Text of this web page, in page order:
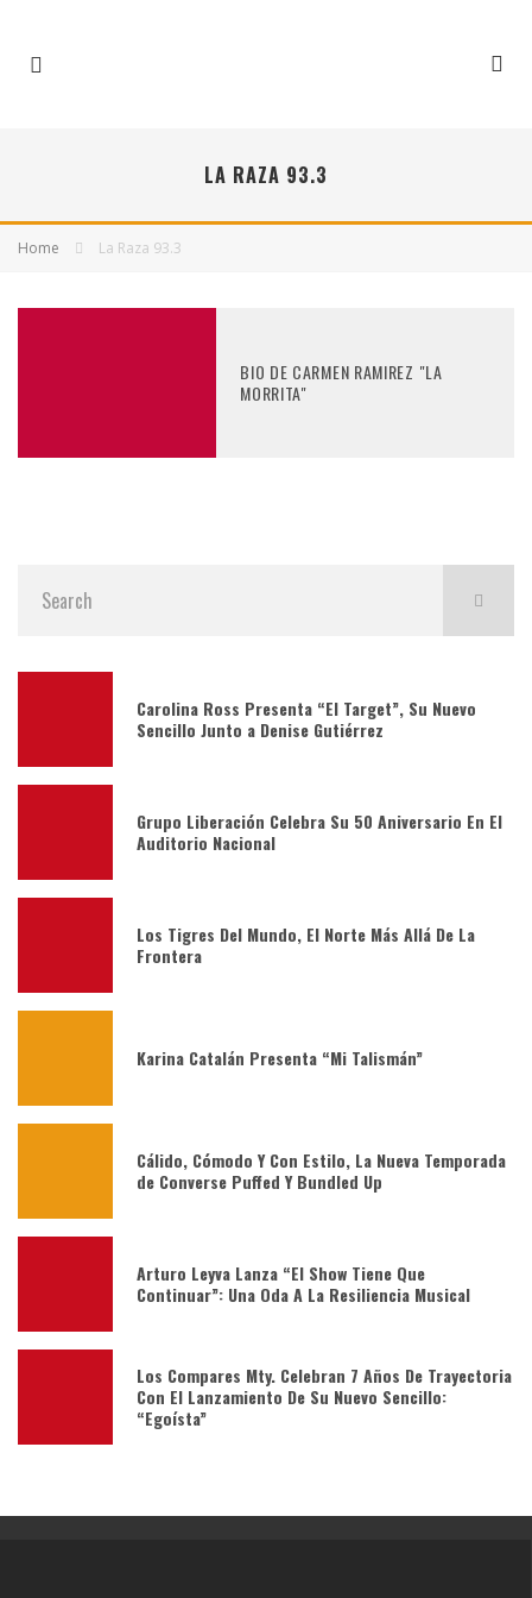
LA RAZA 93.3
Home La Raza 93.3
BIO DE CARMEN RAMIREZ "LA
MORRITA"
Carolina Ross Presenta “El Target”, Su Nuevo
Sencillo Junto a Denise Gutiérrez
Grupo Liberación Celebra Su 50 Aniversario En El
Auditorio Nacional
Los Tigres Del Mundo, El Norte Más Allá De La
Frontera
Karina Catalán Presenta “Mi Talismán”
Cálido, Cómodo Y Con Estilo, La Nueva Temporada
de Converse Puffed Y Bundled Up
Arturo Leyva Lanza “El Show Tiene Que
Continuar”: Una Oda A La Resiliencia Musical
Los Compares Mty. Celebran 7 Años De Trayectoria
Con El Lanzamiento De Su Nuevo Sencillo:
“Egoísta”